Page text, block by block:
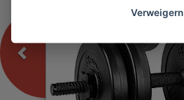
Verweigern